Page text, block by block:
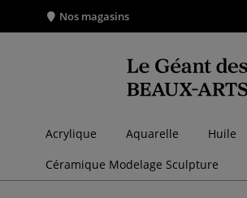
Nos magasins
Acrylique Aquarelle Huile
Céramique Modelage Sculpture